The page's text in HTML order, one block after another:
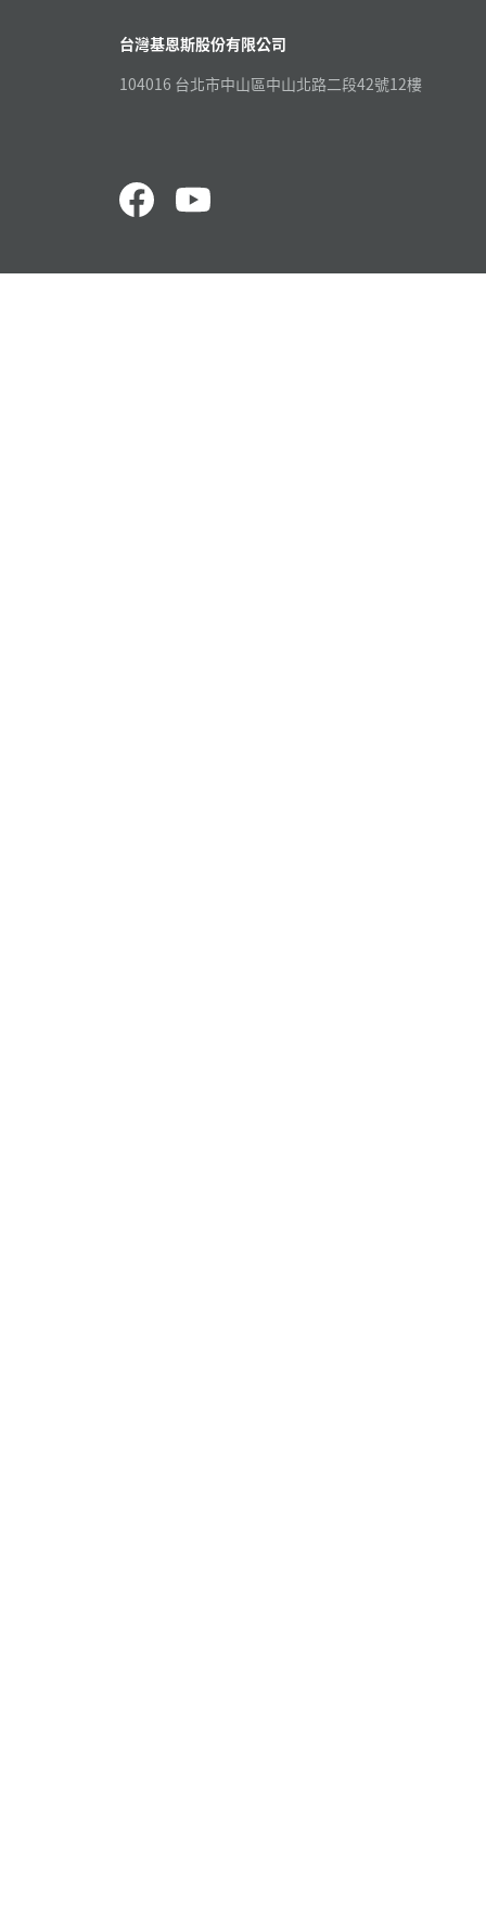
台灣基恩斯股份有限公司
104016 台北市中山區中山北路二段42號12樓